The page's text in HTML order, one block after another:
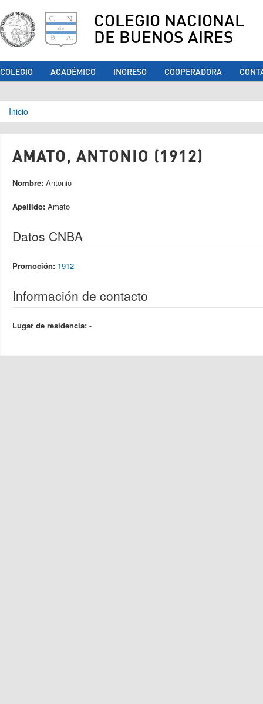
COLEGIO NACIONAL
DE BUENOS AIRES
COLEGIO ACADÉMICO INGRESO COOPERADORA
Se encuentra usted aquí
Inicio
AMATO, ANTONIO (1912)
Nombre: Antonio
Apellido: Amato
Datos CNBA
Promoción: 1912
Información de contacto
Lugar de residencia: -